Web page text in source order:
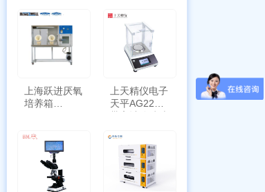
上海跃进厌氧
培养箱
上天精仪电子
天平AG2255